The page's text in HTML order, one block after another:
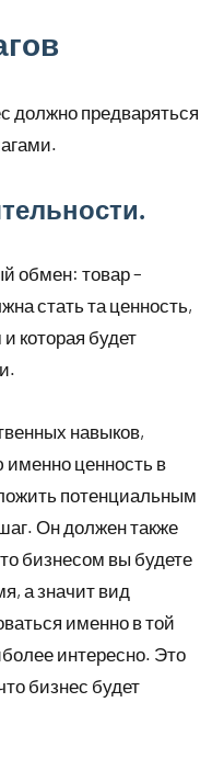
должно предваряться
обмен: товар –
стать та ценность,
которая будет
навыков,
именно ценность в
потенциальным
Он должен также
бизнесом вы будете
а значит вид
именно в той
интересно. Это
бизнес будет